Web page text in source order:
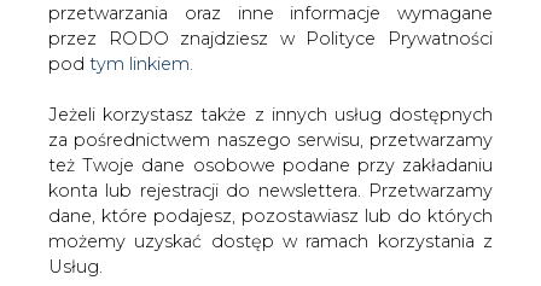
WŁĄCZ CIRE.TV
przetwarzania oraz inne informacje wymagane
przez RODO znajdziesz w Polityce Prywatności
pod tym linkiem.
Jeżeli korzystasz także z innych usług dostępnych
za pośrednictwem naszego serwisu, przetwarzamy
też Twoje dane osobowe podane przy zakładaniu
konta lub rejestracji do newslettera. Przetwarzamy
dane, które podajesz, pozostawiasz lub do których
możemy uzyskać dostęp w ramach korzystania z
Usług.
Strona główna ATOM
Możejki nie zainwestują w
elektrownię atomową
2007-03-21 00:00